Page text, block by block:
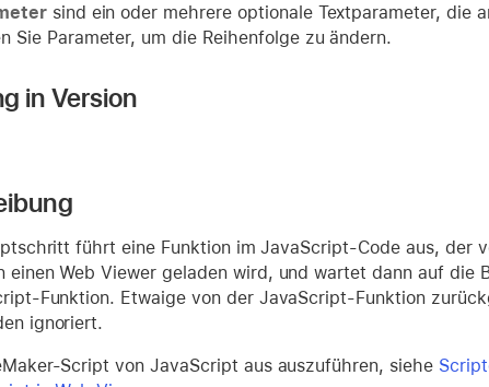
sind ein oder mehrere optionale Textparameter, die
Sie Parameter, um die Reihenfolge zu ändern.
in Version
führt eine Funktion im JavaScript-Code aus, der
einen Web Viewer geladen wird, und wartet dann auf die
Funktion. Etwaige von der JavaScript-Funktion
ignoriert.
Script von JavaScript aus auszuführen, siehe